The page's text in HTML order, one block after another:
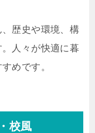
歴史や環境、構
人々が快適に暮
めです。
校風